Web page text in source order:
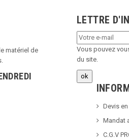
matériel de
LETTRE
Vous pouvez
du site.
Devis en
Mandat
C.G.V